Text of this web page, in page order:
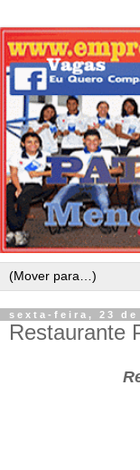
sexta-feira, 23
Restaurante